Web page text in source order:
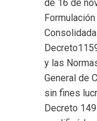
de 16 de
y las
General de
sin fines
Decreto